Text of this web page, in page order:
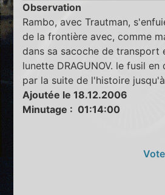
Observation
Rambo, avec Trautman,
de la frontière avec, comme
dans sa sacoche de transport
lunette DRAGUNOV. le fusil
par la suite de l'histoire
Ajoutée le 18.12.2006
Minutage : 01:14:00